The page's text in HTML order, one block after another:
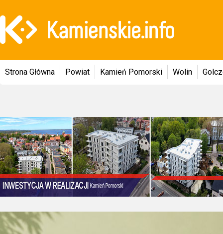
Strona Główna Powiat Kamień Pomorski Wolin